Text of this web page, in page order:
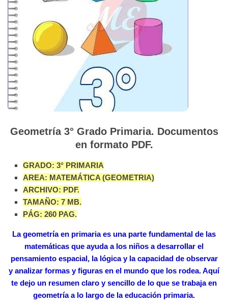
Geometría 3° Grado Primaria. Documentos
en formato PDF.
GRADO: 3° PRIMARIA
AREA: MATEMÁTICA (GEOMETRIA)
ARCHIVO: PDF.
TAMAÑO: 7 MB.
PÁG: 260 PAG.
La geometría en primaria es una parte fundamental de las
matemáticas que ayuda a los niños a desarrollar el
pensamiento espacial, la lógica y la capacidad de observar
y analizar formas y figuras en el mundo que los rodea. Aquí
te dejo un resumen claro y sencillo de lo que se trabaja en
geometría a lo largo de la educación primaria.